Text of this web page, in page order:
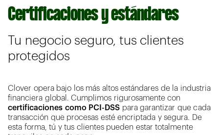
Certificaciones y estándares
Tu negocio seguro, tus clientes
protegidos
Clover opera bajo los más altos estándares de la industria
financiera global. Cumplimos rigurosamente con
certificaciones como PCI-DSS para garantizar que cada
transacción que procesas esté encriptada y segura. De
esta forma, tú y tus clientes pueden estar totalmente